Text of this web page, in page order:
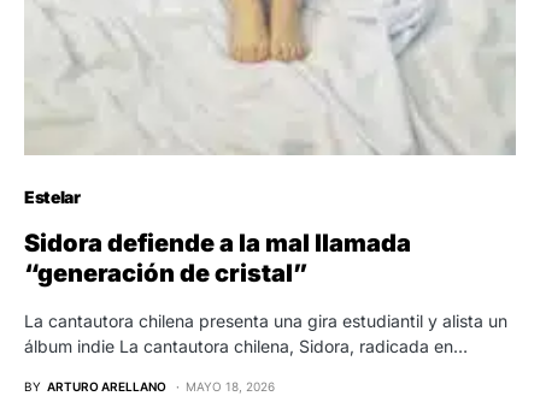
Estelar
Sidora defiende a la mal llamada
“generación de cristal”
La cantautora chilena presenta una gira estudiantil y alista un
álbum indie La cantautora chilena, Sidora, radicada en…
BY ARTURO ARELLANO MAYO 18, 2026